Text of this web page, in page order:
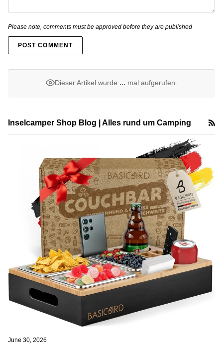
Please note, comments must be approved before they are published
POST COMMENT
Dieser Artikel wurde ... mal aufgerufen.
Inselcamper Shop Blog | Alles rund um Camping
June 30, 2026